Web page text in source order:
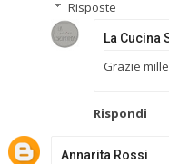
Risposte
La Cucina
Grazie
Rispondi
Annarita Rossi